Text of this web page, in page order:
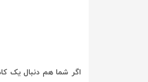
اگر شما هم دنبال یک